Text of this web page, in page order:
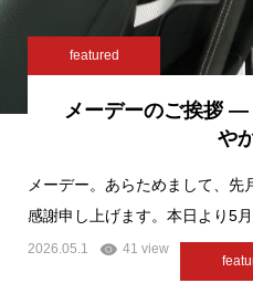
featured
メーデーのご挨拶 —
や
メーデー。あらためまして、先
感謝申し上げます。本日より5
2026.05.1 41 view